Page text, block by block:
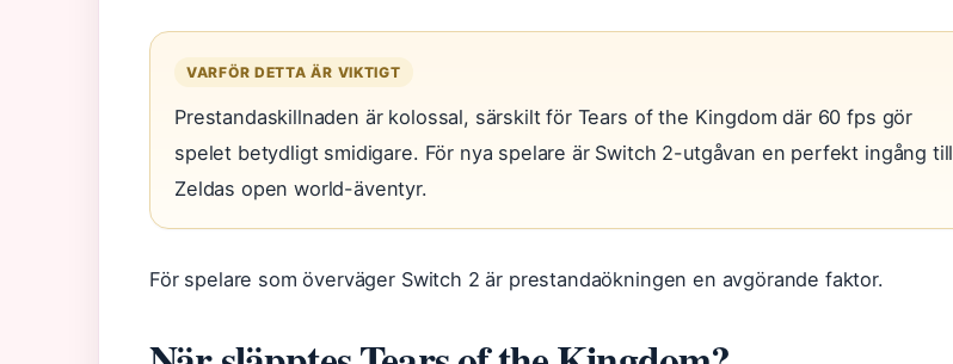
VARFÖR DETTA ÄR VIKTIGT
Prestandaskillnaden är kolossal, särskilt för Tears of the Kingdom där 60 fps gör
spelet betydligt smidigare. För nya spelare är Switch 2-utgåvan en perfekt ingång till
Zeldas open world-äventyr.
För spelare som överväger Switch 2 är prestandaökningen en avgörande faktor.